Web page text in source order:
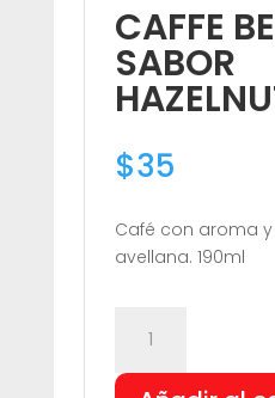
CAFFE
SABOR
$35
Café con aroma
avellana. 190ml
BENE
SABOR